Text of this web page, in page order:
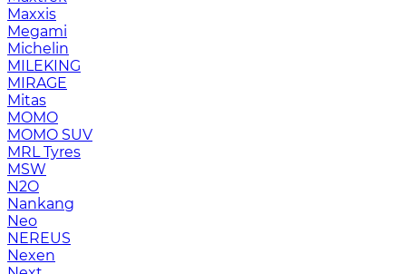
Maxxis
Megami
Michelin
MILEKING
MIRAGE
Mitas
MOMO
MOMO SUV
MRL Tyres
MSW
N2O
Nankang
Neo
NEREUS
Nexen